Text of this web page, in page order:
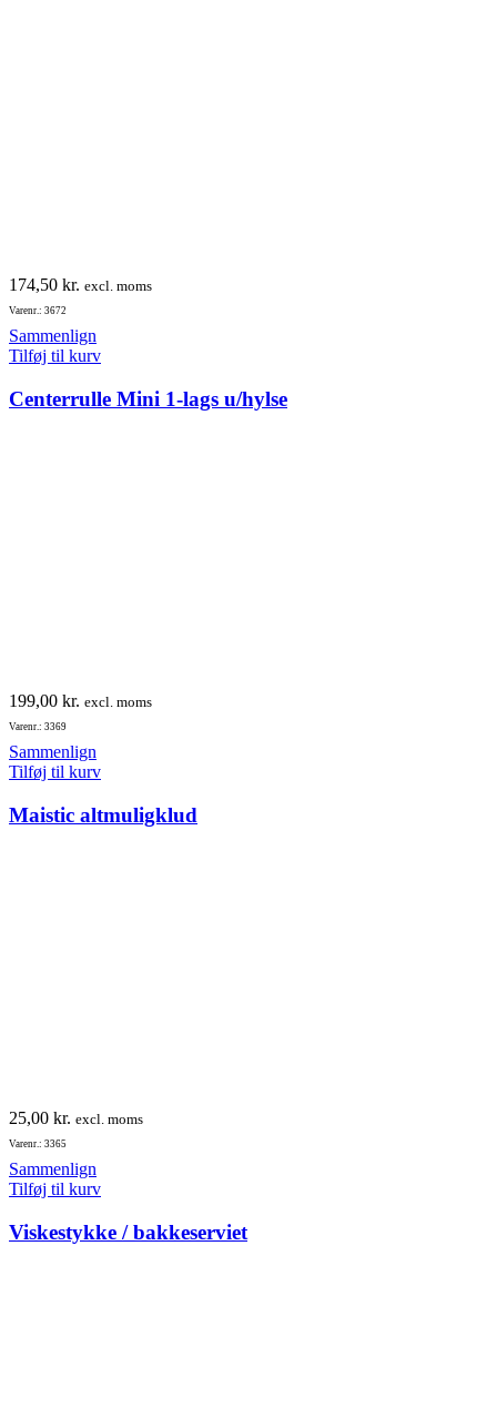
174,50 kr. excl. moms
Varenr.: 3672
Sammenlign
Tilføj til kurv
Centerrulle Mini 1-lags u/hylse
199,00 kr. excl. moms
Varenr.: 3369
Sammenlign
Tilføj til kurv
Maistic altmuligklud
25,00 kr. excl. moms
Varenr.: 3365
Sammenlign
Tilføj til kurv
Viskestykke / bakkeserviet